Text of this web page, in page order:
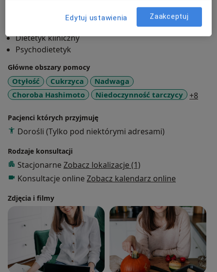
a11y_sr_treatment_approach
Dietetyk kliniczny
Psychodietetyk
Główne obszary pomocy
Otyłość Cukrzyca
Nadwaga
Choroba Hashimoto
Niedoczynność tarczycy +8
Pacjenci których przyjmuję
Dorośli (Tylko pod niektórymi adresami)
Rodzaje konsultacji
Stacjonarne Zobacz lokalizacje (1)
Konsultacje online Zobacz kalendarz online
Zdjęcia i filmy
Edytuj ustawienia Zaakceptuj